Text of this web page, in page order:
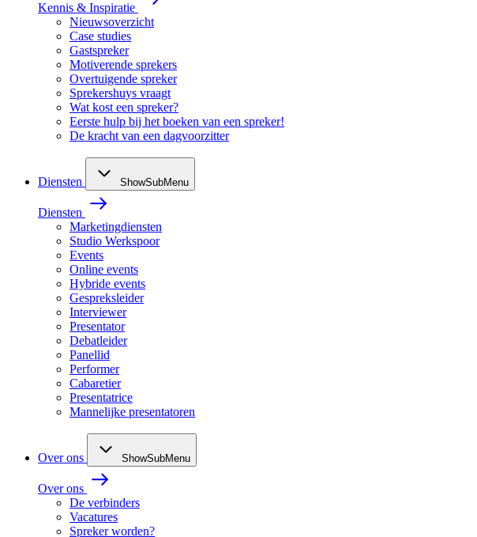
Kennis & Inspiratie
Nieuwsoverzicht
Case studies
Gastspreker
Motiverende sprekers
Overtuigende spreker
Sprekershuys vraagt
Wat kost een spreker?
Eerste hulp bij het boeken van een spreker!
De kracht van een dagvoorzitter
Diensten ShowSubMenu
Diensten
Marketingdiensten
Studio Werkspoor
Events
Online events
Hybride events
Gespreksleider
Interviewer
Presentator
Debatleider
Panellid
Performer
Cabaretier
Presentatrice
Mannelijke presentatoren
Over ons ShowSubMenu
Over ons
De verbinders
Vacatures
Spreker worden?